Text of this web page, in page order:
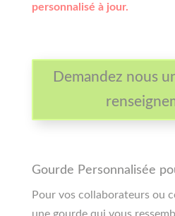
personnalisé à jour.
Demandez nous
Gourde Personnalisée
Pour vos collaborateurs ou
une gourde qui vous